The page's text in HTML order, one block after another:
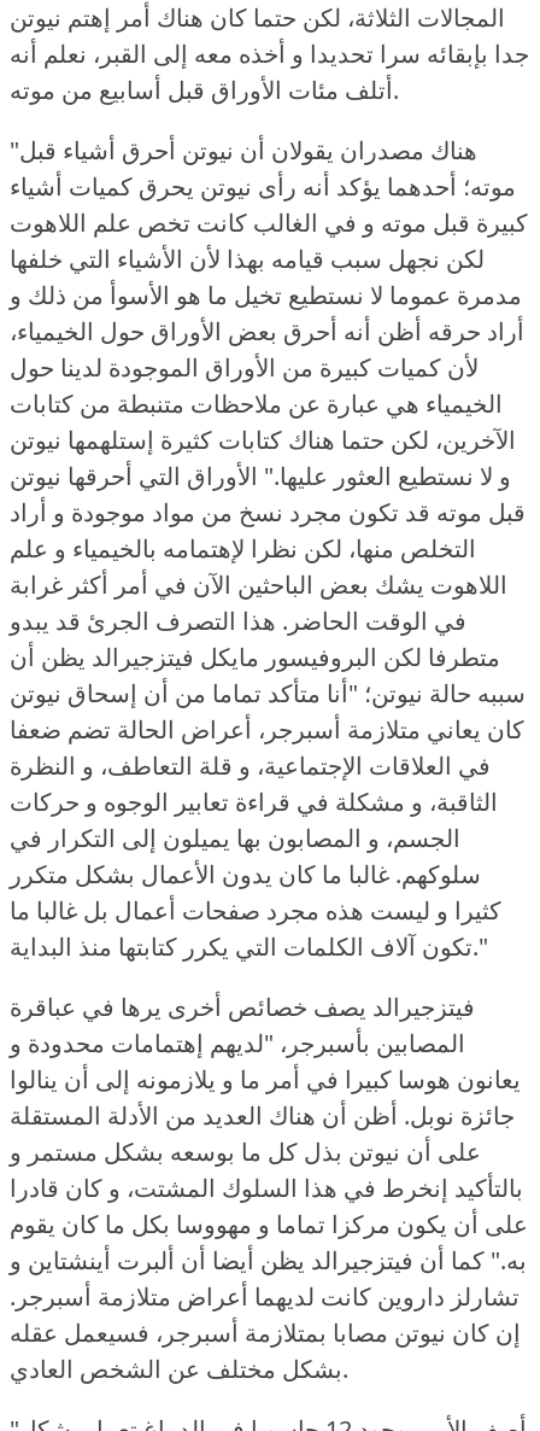
المجالات الثلاثة، لكن حتما كان هناك أمر إهتم نيوتن
جدا بإبقائه سرا تحديدا و أخذه معه إلى القبر، نعلم أنه
أتلف مئات الأوراق قبل أسابيع من موته.
"هناك مصدران يقولان أن نيوتن أحرق أشياء قبل
موته؛ أحدهما يؤكد أنه رأى نيوتن يحرق كميات أشياء
كبيرة قبل موته و في الغالب كانت تخص علم اللاهوت
لكن نجهل سبب قيامه بهذا لأن الأشياء التي خلفها
مدمرة عموما لا نستطيع تخيل ما هو الأسوأ من ذلك و
أراد حرقه أظن أنه أحرق بعض الأوراق حول الخيمياء،
لأن كميات كبيرة من الأوراق الموجودة لدينا حول
الخيمياء هي عبارة عن ملاحظات متنبطة من كتابات
الآخرين، لكن حتما هناك كتابات كثيرة إستلهمها نيوتن
و لا نستطيع العثور عليها." الأوراق التي أحرقها نيوتن
قبل موته قد تكون مجرد نسخ من مواد موجودة و أراد
التخلص منها، لكن نظرا لإهتمامه بالخيمياء و علم
اللاهوت يشك بعض الباحثين الآن في أمر أكثر غرابة
في الوقت الحاضر. هذا التصرف الجرئ قد يبدو
متطرفا لكن البروفيسور مايكل فيتزجيرالد يظن أن
سببه حالة نيوتن؛ "أنا متأكد تماما من أن إسحاق نيوتن
كان يعاني متلازمة أسبرجر، أعراض الحالة تضم ضعفا
في العلاقات الإجتماعية، و قلة التعاطف، و النظرة
الثاقبة، و مشكلة في قراءة تعابير الوجوه و حركات
الجسم، و المصابون بها يميلون إلى التكرار في
سلوكهم. غالبا ما كان يدون الأعمال بشكل متكرر
كثيرا و ليست هذه مجرد صفحات أعمال بل غالبا ما
تكون آلاف الكلمات التي يكرر كتابتها منذ البداية."
فيتزجيرالد يصف خصائص أخرى يرها في عباقرة
المصابين بأسبرجر، "لديهم إهتمامات محدودة و
يعانون هوسا كبيرا في أمر ما و يلازمونه إلى أن ينالوا
جائزة نوبل. أظن أن هناك العديد من الأدلة المستقلة
على أن نيوتن بذل كل ما بوسعه بشكل مستمر و
بالتأكيد إنخرط في هذا السلوك المشتت، و كان قادرا
على أن يكون مركزا تماما و مهووسا بكل ما كان يقوم
به." كما أن فيتزجيرالد يظن أيضا أن ألبرت أينشتاين و
تشارلز داروين كانت لديهما أعراض متلازمة أسبرجر.
إن كان نيوتن مصابا بمتلازمة أسبرجر، فسيعمل عقله
بشكل مختلف عن الشخص العادي.